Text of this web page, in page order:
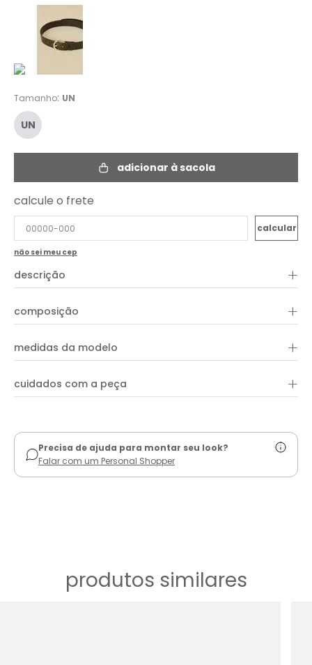
Tamanho: UN
UN
adicionar à sacola
calcule o frete
não sei meu cep
descrição +
composição +
medidas da modelo +
cuidados com a peça +
Precisa de ajuda para montar seu look?
Falar com um Personal Shopper
produtos similares